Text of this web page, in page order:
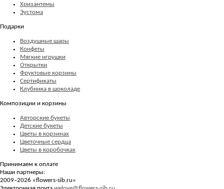
Хризантемы
Эустома
Подарки
Воздушные шары
Конфеты
Мягкие игрушки
Открытки
Фруктовые корзины
Сертификаты
Клубника в шоколаде
Композиции и корзины
Авторские букеты
Детские букеты
Цветы в корзинах
Цветочные сердца
Цветы в коробочках
Принимаем к оплате
Наши партнеры:
2009–2026 «flowers-sib.ru»